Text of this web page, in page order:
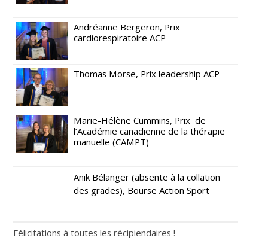
Andréanne Bergeron, Prix
cardiorespiratoire ACP
Thomas Morse, Prix leadership ACP
Marie-Hélène Cummins, Prix de
l’Académie canadienne de la thérapie
manuelle (CAMPT)
Anik Bélanger (absente à la collation
des grades), Bourse Action Sport
Félicitations à toutes les récipiendaires !